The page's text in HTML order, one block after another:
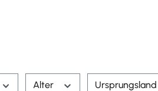
Alter Ursprungsland